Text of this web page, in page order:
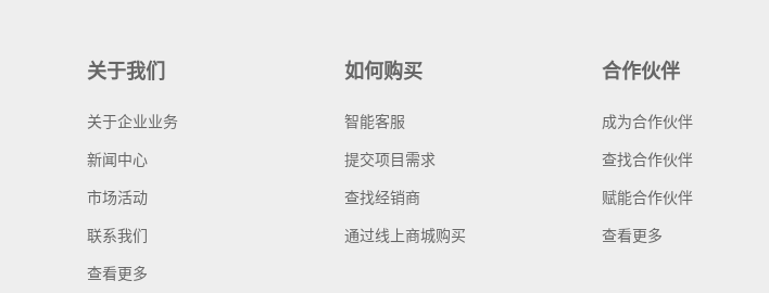
关于我们
关于企业业务
新闻中心
市场活动
联系我们
查看更多
如何购买
智能客服
提交项目需求
查找经销商
通过线上商城购买
合作伙伴
成为合作伙伴
查找合作伙伴
赋能合作伙伴
查看更多